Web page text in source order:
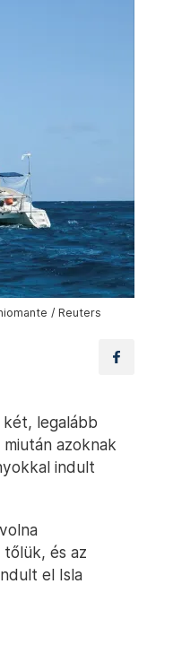
/ Reuters
legalább
azoknak
indult
és az
el Isla